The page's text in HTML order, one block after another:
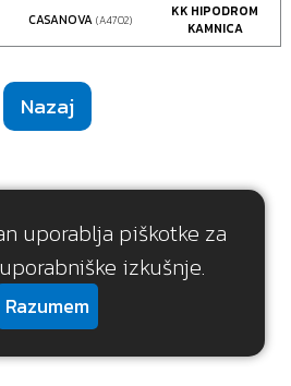
uporablja piškotke za
izkušnje.
Razumem
CASANOVA(A4702)
KK HIPODROM
KAMNICA
Nazaj